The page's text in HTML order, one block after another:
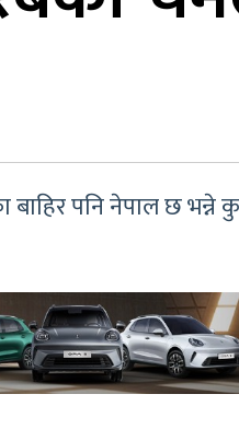
बाहिर पनि नेपाल छ